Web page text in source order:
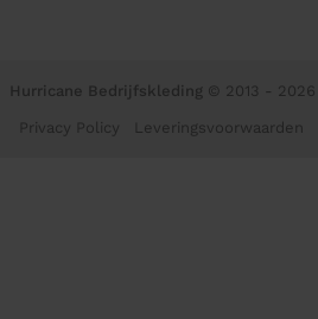
Hurricane Bedrijfskleding © 2013 - 2026
Privacy Policy Leveringsvoorwaarden